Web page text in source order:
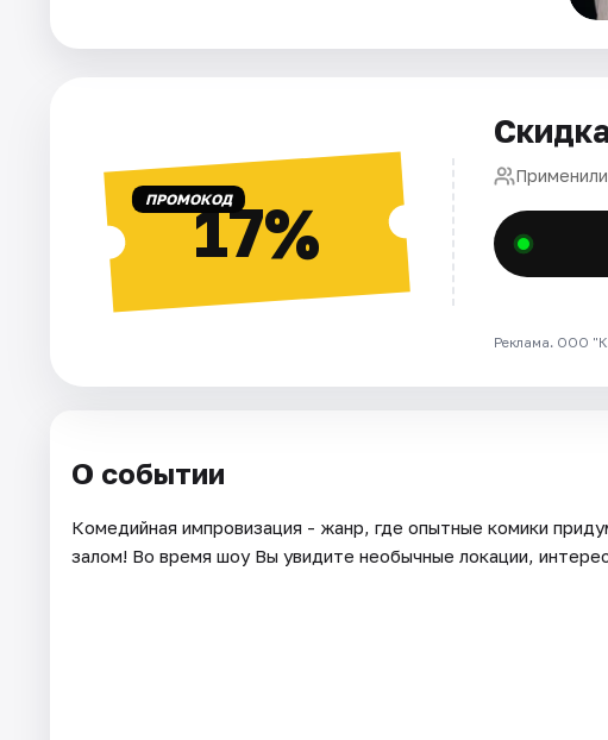
ПРОМОКОД17%
Реклама. ООО
О событии
Комедийная импровизация - жанр, где опытные комики
залом! Во время шоу Вы увидите необычные локации,